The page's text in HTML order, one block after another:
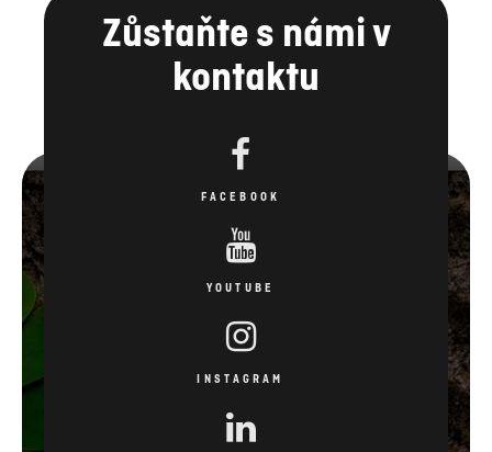
Zůstaňte s námi v
kontaktu
FACEBOOK
YOUTUBE
INSTAGRAM